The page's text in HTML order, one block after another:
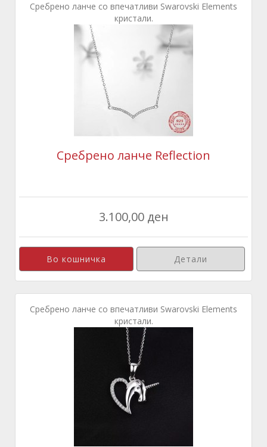
Сребрено ланче со впечатливи Swarovski Elements
кристали.
Сребрено ланче Reflection
3.100,00 ден
Детали
Сребрено ланче со впечатливи Swarovski Elements
кристали.